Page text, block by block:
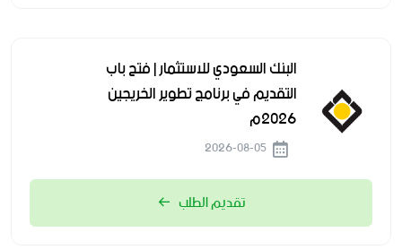
البنك السعودي للاستثمار | فتح باب
التقديم في برنامج تطوير الخريجين
2026م
تقديم الطلب